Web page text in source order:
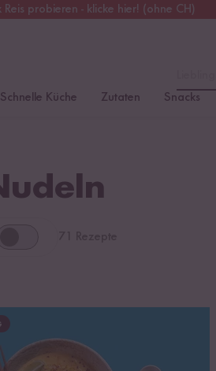
Reis probieren - klicke hier! (ohne CH)
Alle Zölle & Steuern inklusive
Schnelle Küche Zutaten Snacks